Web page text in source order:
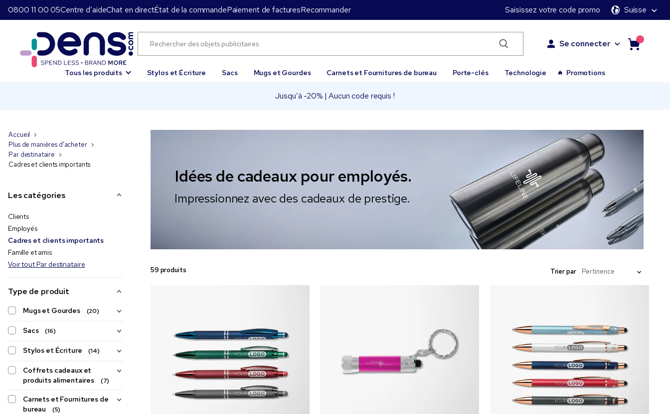
0800 11 00 05Centre d’aideChat en directÉtat de la commandePaiement de facturesRecommander Saisissez votre code promo Suisse
Se connecter
Tous les produits Stylos et Écriture Sacs Mugs et Gourdes Carnets et Fournitures de bureau Porte-clés Technologie Promotions
Jusqu’à -20% | Aucun code requis !
Accueil
Plus de manières d’acheter
Par destinataire
Cadres et clients importants
Les catégories
Clients
Employés
Cadres et clients importants
Famille et amis
Voir tout Par destinataire
Type de produit
Mugs et Gourdes (20)
Sacs (16)
Stylos et Écriture (14)
Coffrets cadeaux et
produits alimentaires
(7)
Carnets et Fournitures de
bureau
(5)
Idées de cadeaux pour employés.
Impressionnez avec des cadeaux de prestige.
59 produits Trier par